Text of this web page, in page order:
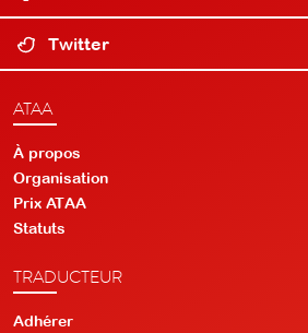
Twitter
ATAA
À propos
Organisation
Prix ATAA
Statuts
TRADUCTEUR
Adhérer